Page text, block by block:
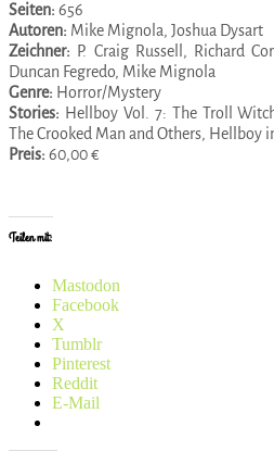
Seiten: 656
Autoren: Mike Mignola, Joshua Dysart
Zeichner: P. Craig Russell, Richard
Duncan Fegredo, Mike Mignola
Genre: Horror/Mystery
Stories: Hellboy Vol. 7: The Troll
The Crooked Man and Others, Hellboy
Preis: 60,00 €
Teilen mit:
Mastodon
Facebook
X
Tumblr
Pinterest
Reddit
E-Mail